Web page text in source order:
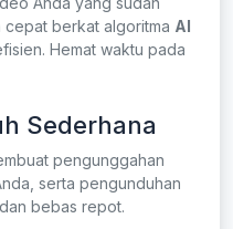
berkat algoritma AI
Hemat waktu pada
Sederhana
pengunggahan
serta pengunduhan
bebas repot.